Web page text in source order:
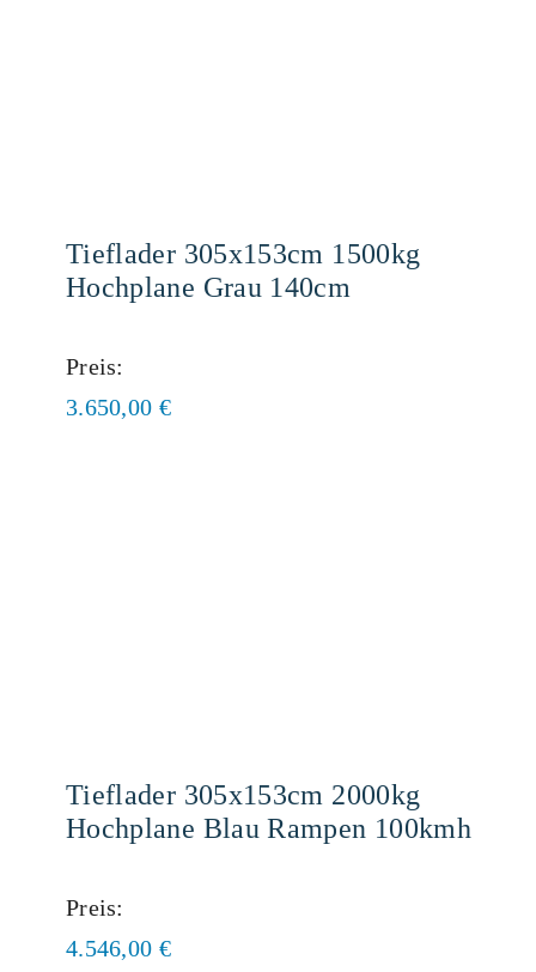
Tieflader 305x153cm 1500kg
Hochplane Grau 140cm
Preis:
3.650,00 €
Tieflader 305x153cm 2000kg
Hochplane Blau Rampen 100kmh
Preis:
4.546,00 €